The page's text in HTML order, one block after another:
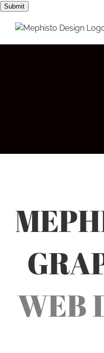
Submit Passer
contenu
WEB